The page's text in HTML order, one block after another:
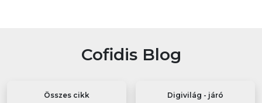
Cofidis Blog
Összes cikk Digivilág - járó